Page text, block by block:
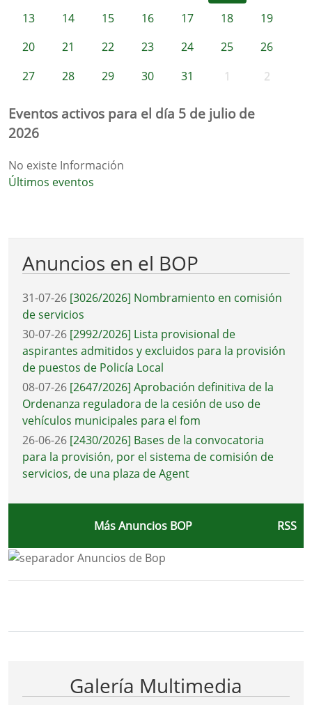
13
14 15 16 17 18
19
20
21 22 23 24 25
26
27
28 29 30 31 1 2
Eventos activos para el día 5 de julio de
2026
No existe Información
Últimos eventos
Anuncios en el BOP
31-07-26 [3026/2026] Nombramiento en comisión
de servicios
30-07-26 [2992/2026] Lista provisional de
aspirantes admitidos y excluidos para la provisión
de puestos de Policía Local
08-07-26 [2647/2026] Aprobación definitiva de la
Ordenanza reguladora de la cesión de uso de
vehículos municipales para el fom
26-06-26 [2430/2026] Bases de la convocatoria
para la provisión, por el sistema de comisión de
servicios, de una plaza de Agent
Más Anuncios BOP RSS
Galería Multimedia